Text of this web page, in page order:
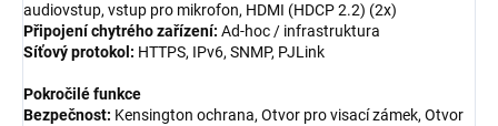
audiovstup, vstup pro mikrofon, HDMI (HDCP 2.2) (2x)
Připojení chytrého zařízení: Ad-hoc / infrastruktura
Síťový protokol: HTTPS, IPv6, SNMP, PJLink
Pokročilé funkce
Bezpečnost: Kensington ochrana, Otvor pro visací zámek, Otvor